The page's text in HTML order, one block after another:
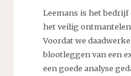
Leemans is het bedrijf
het veilig
Voordat we
blootleggen van een
een goede analyse